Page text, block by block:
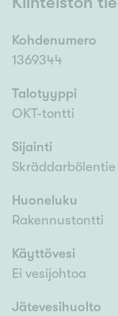
Kohdenumero
1369344
Talotyyppi
OKT-tontti
Sijainti
Huoneluku
Rakennustontti
Käyttövesi
Ei vesijohtoa
Jätevesihuolto